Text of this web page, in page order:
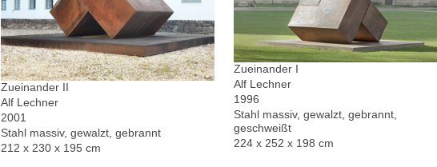
Zueinander II
Alf Lechner
2001
Stahl massiv, gewalzt, gebrannt
212 x 230 x 195 cm
Zueinander I
Alf Lechner
1996
Stahl massiv, gewalzt, gebrannt,
geschweißt
224 x 252 x 198 cm